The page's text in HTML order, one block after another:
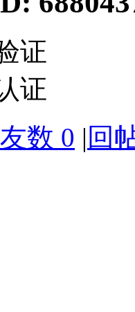
证
证
数 0 | 回